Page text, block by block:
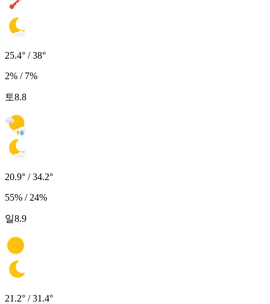
25.4° / 38°
2% / 7%
토8.8
20.9° / 34.2°
55% / 24%
일8.9
21.2° / 31.4°